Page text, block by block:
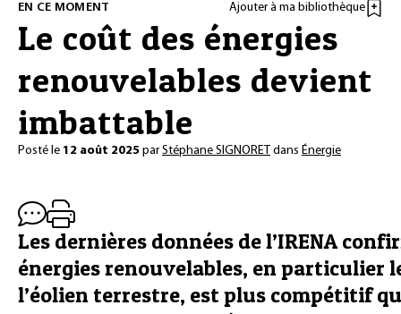
EN CE MOMENT Ajouter à ma bibliothèque
Le coût des énergies
renouvelables devient
imbattable
Posté le 12 août 2025 parStéphane SIGNORET dans Énergie
Les dernières données de l’IRENA
énergies renouvelables, en particulier
l’éolien terrestre, est plus compétitif